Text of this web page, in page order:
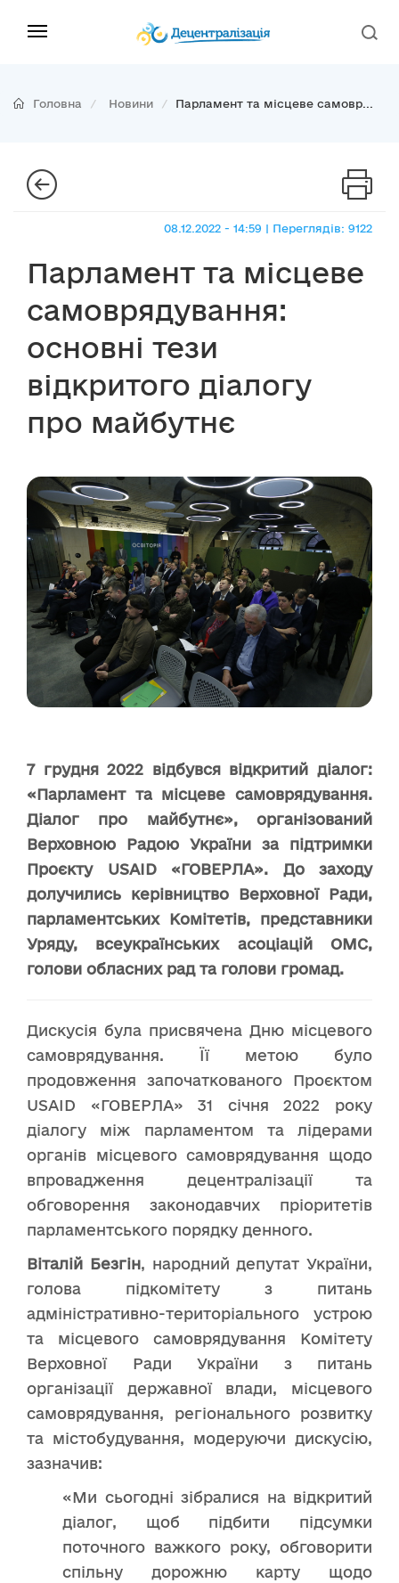
Головна Новини Парламент та місцеве самовр...
08.12.2022 - 14:59 | Переглядів: 9122
Парламент та місцеве
самоврядування:
основні тези
відкритого діалогу
про майбутнє
7 грудня 2022 відбувся відкритий діалог:
«Парламент та місцеве самоврядування.
Діалог про майбутнє», організований
Верховною Радою України за підтримки
Проєкту USAID «ГОВЕРЛА». До заходу
долучились керівництво Верховної Ради,
парламентських Комітетів, представники
Уряду, всеукраїнських асоціацій ОМС,
голови обласних рад та голови громад.
Дискусія була присвячена Дню місцевого
самоврядування. Її метою було
продовження започаткованого Проєктом
USAID «ГОВЕРЛА» 31 січня 2022 року
діалогу між парламентом та лідерами
органів місцевого самоврядування щодо
впровадження децентралізації та
обговорення законодавчих пріоритетів
парламентського порядку денного.
Віталій Безгін, народний депутат України,
голова підкомітету з питань
адміністративно-територіального устрою
та місцевого самоврядування Комітету
Верховної Ради України з питань
організації державної влади, місцевого
самоврядування, регіонального розвитку
та містобудування, модеруючи дискусію,
зазначив:
«Ми сьогодні зібралися на відкритий
діалог, щоб підбити підсумки
поточного важкого року, обговорити
спільну дорожню карту щодо